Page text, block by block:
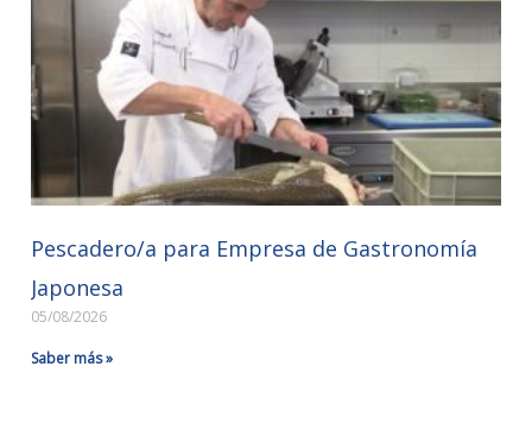
Pescadero/a para Empresa de Gastronomía
Japonesa
05/08/2026
Saber más »